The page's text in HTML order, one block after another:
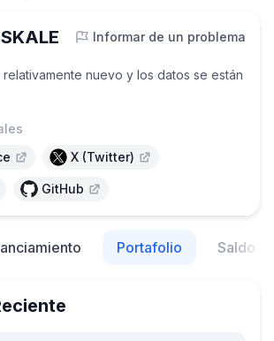
Informar de un problema
nuevo y los datos se están
X (Twitter)
GitHub
Portafolio Saldo